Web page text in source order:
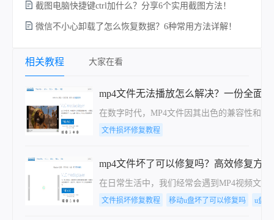
截图电脑快捷键ctrl加什么？分享6个实用截图方法！
微信不小心卸载了怎么恢复数据？6种常用方法详解！
相关教程 大家在看
mp4文件无法播放怎么解决？一份全面
在数字时代，MP4文件因其出色的兼容性和
文件损坏修复教程
mp4文件坏了可以修复吗？高效修复方
在日常生活中，我们经常会遇到MP4视频文
文件损坏修复教程 移动u盘坏了可以修复吗 u盘